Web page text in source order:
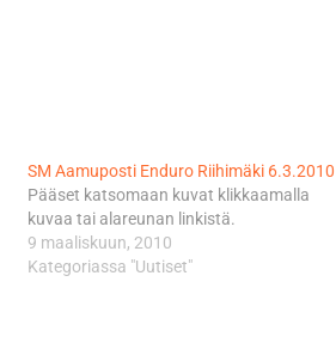
SM Aamuposti Enduro Riihimäki 6.3.2010
Pääset katsomaan kuvat klikkaamalla
kuvaa tai alareunan linkistä.
9 maaliskuun, 2010
Kategoriassa "Uutiset"